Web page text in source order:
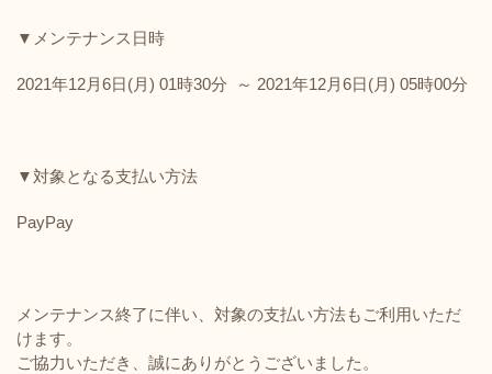
▼メンテナンス日時
2021年12月6日(月) 01時30分 ～ 2021年12月6日(月) 05時00分
▼対象となる支払い方法
PayPay
メンテナンス終了に伴い、対象の支払い方法もご利用いただ
けます。
ご協力いただき、誠にありがとうございました。